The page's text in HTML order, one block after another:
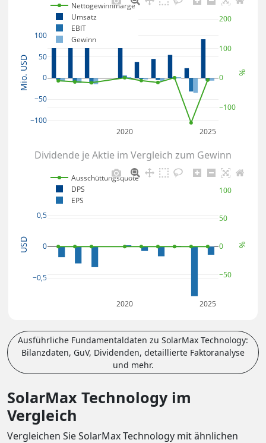
2020 2025
−100
−50
0
50
100
−100
0
100
200
Nettogewinnmarge
Umsatz
EBIT
Gewinn
Mio. USD %
Dividende je Aktie im Vergleich zum Gewinn
2020 2025
−0,5
0
0,5
−50
0
50
100
Ausschüttungsquote
DPS
EPS
USD %
Ausführliche Fundamentaldaten zu SolarMax Technology:
Bilanzdaten, GuV, Dividenden, detaillierte Faktoranalyse
und mehr.
SolarMax Technology im
Vergleich
Vergleichen Sie SolarMax Technology mit ähnlichen